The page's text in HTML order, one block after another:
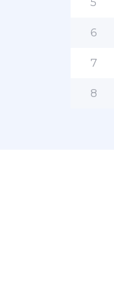
6
7
8